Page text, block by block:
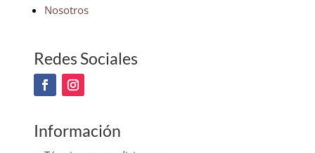
Nosotros
Redes Sociales
Información